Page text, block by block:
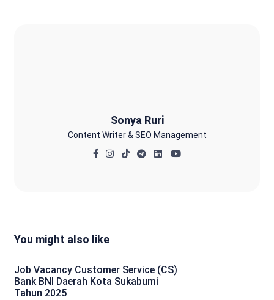
Sonya Ruri
Content Writer & SEO Management
You might also like
Job Vacancy Customer Service (CS)
Bank BNI Daerah Kota Sukabumi
Tahun 2025